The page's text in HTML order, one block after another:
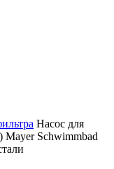
Насос для
Mayer Schwimmbad